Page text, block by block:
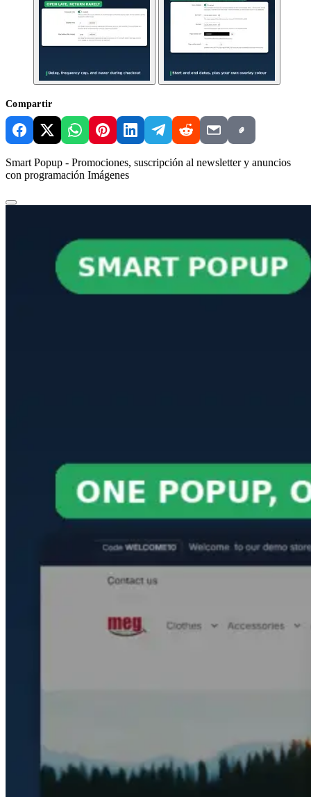
Compartir
Smart Popup - Promociones, suscripción al newsletter y anuncios
con programación Imágenes